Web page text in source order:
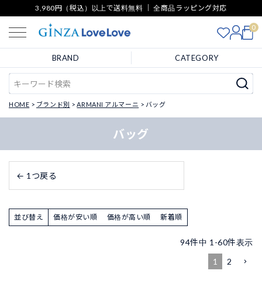
3,980円（税込）以上で送料無料 ｜ 全商品ラッピング対応
0
BRAND CATEGORY
HOME ブランド別 ARMANI アルマーニ バッグ
バッグ
← 1つ戻る
並び替え 価格が安い順 価格が高い順 新着順
94件中 1 -60件表示
1
2